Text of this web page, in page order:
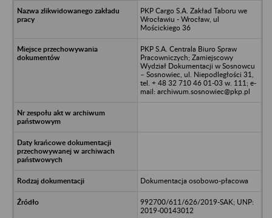
PKP Cargo S.A. Zakład Taboru we
Wrocławiu - Wrocław, ul
Mościckiego 36
PKP S.A. Centrala Biuro Spraw
Pracowniczych; Zamiejscowy
Wydział Dokumentacji w Sosnowcu
– Sosnowiec, ul. Niepodległości 31,
tel. + 48 32 710 46 01-03 w. 111; e-
mail: archiwum.sosnowiec@pkp.pl
Dokumentacja osobowo-płacowa
992700/611/626/2019-SAK; UNP:
2019-00143012